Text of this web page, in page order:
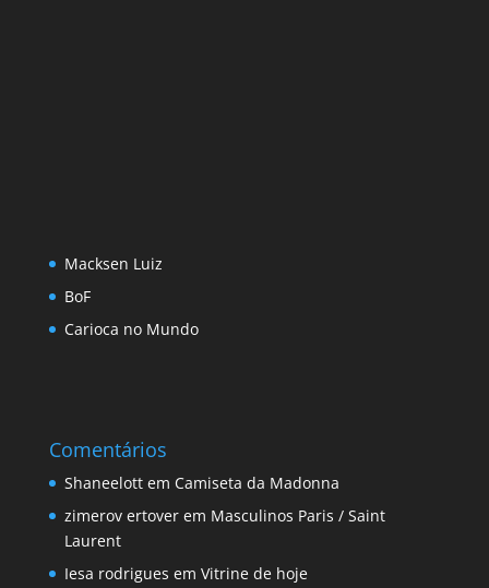
Macksen Luiz
BoF
Carioca no Mundo
Comentários
Shaneelottem Camiseta da Madonna
zimerov ertoverem Masculinos Paris / Saint
Laurent
Iesa rodrigues em Vitrine de hoje